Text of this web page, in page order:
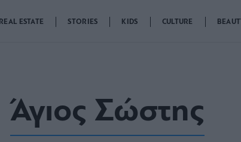
REAL ESTATE STORIES KIDS CULTURE
Άγιος Σώστης